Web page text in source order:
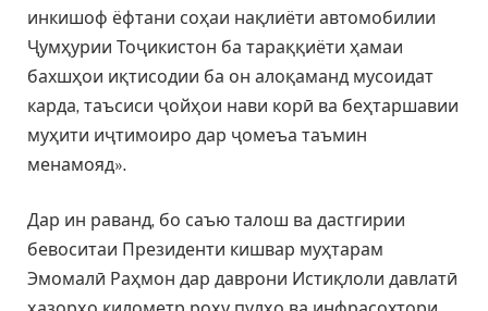
инкишоф ёфтани соҳаи нақлиёти автомобилии
Ҷумҳурии Тоҷикистон ба тараққиёти ҳамаи
бахшҳои иқтисодии ба он алоқаманд мусоидат
карда, таъсиси ҷойҳои нави корӣ ва беҳтаршавии
муҳити иҷтимоиро дар ҷомеъа таъмин
менамояд».
Дар ин раванд, бо саъю талош ва дастгирии
бевоситаи Президенти кишвар муҳтарам
Эмомалӣ Раҳмон дар даврони Истиқлоли давлатӣ